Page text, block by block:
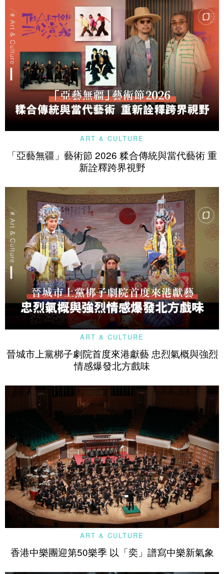
ART & CULTURE
「亞藝無疆」藝術節 2026 糅合傳統與當代藝術 重
新詮釋跨界視野
ART & CULTURE
晉城市上黨梆子劇院首度來港獻藝 忠烈氣概與強烈
情感爆發北方戲味
ART & CULTURE
香港中樂團迎第50樂季 以「奕」譜寫中樂新氣象